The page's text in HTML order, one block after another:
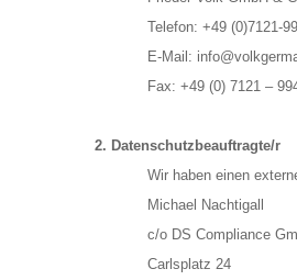
Telefon: +49 (0)7121-
E-Mail:
Fax: +49 (0) 7121 –
2. Datenschutzbeauftragte/r
Wir haben einen
Michael Nachtigall
c/o DS Compliance
Carlsplatz 24